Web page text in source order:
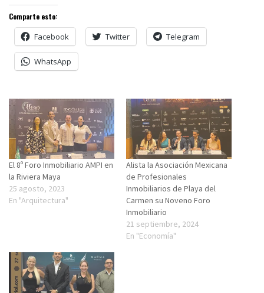
Comparte esto:
Facebook Twitter Telegram
WhatsApp
El 8º Foro Inmobiliario AMPI en
la Riviera Maya
25 agosto, 2023
En "Arquitectura"
Alista la Asociación Mexicana
de Profesionales
Inmobiliarios de Playa del
Carmen su Noveno Foro
Inmobiliario
21 septiembre, 2024
En "Economía"